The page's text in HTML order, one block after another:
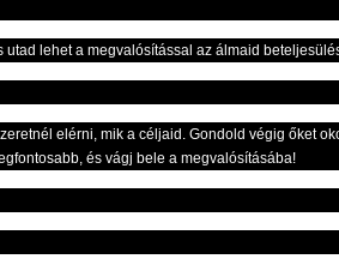
lehet a megvalósítással az álmaid
elérni, mik a céljaid. Gondold végig őket
és vágj bele a megvalósításába!